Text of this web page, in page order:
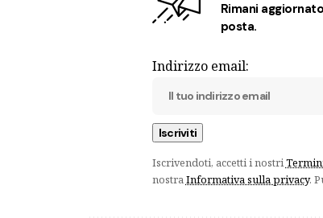
Rimani
posta.
Indirizzo email:
Iscrivendoti, accetti i nostri
nostraInformativa sulla privacy.